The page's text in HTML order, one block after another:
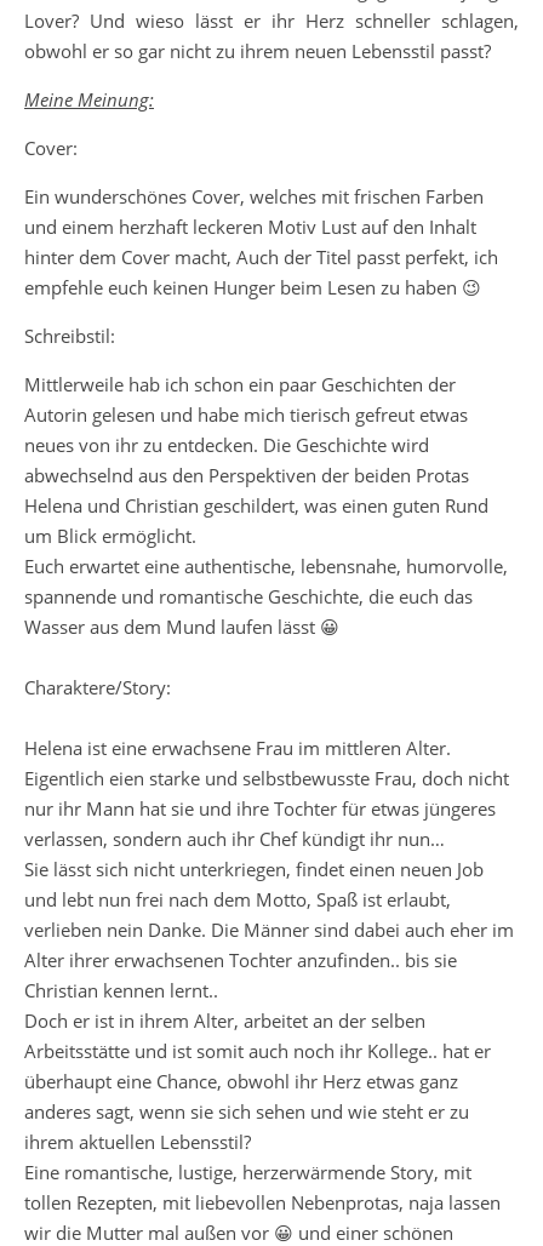
Lover? Und wieso lässt er ihr Herz schneller schlagen,
obwohl er so gar nicht zu ihrem neuen Lebensstil passt?
Meine Meinung:
Cover:
Ein wunderschönes Cover, welches mit frischen Farben
und einem herzhaft leckeren Motiv Lust auf den Inhalt
hinter dem Cover macht, Auch der Titel passt perfekt, ich
empfehle euch keinen Hunger beim Lesen zu haben 😉
Schreibstil:
Mittlerweile hab ich schon ein paar Geschichten der
Autorin gelesen und habe mich tierisch gefreut etwas
neues von ihr zu entdecken. Die Geschichte wird
abwechselnd aus den Perspektiven der beiden Protas
Helena und Christian geschildert, was einen guten Rund
um Blick ermöglicht.
Euch erwartet eine authentische, lebensnahe, humorvolle,
spannende und romantische Geschichte, die euch das
Wasser aus dem Mund laufen lässt 😀
Charaktere/Story:
Helena ist eine erwachsene Frau im mittleren Alter.
Eigentlich eien starke und selbstbewusste Frau, doch nicht
nur ihr Mann hat sie und ihre Tochter für etwas jüngeres
verlassen, sondern auch ihr Chef kündigt ihr nun…
Sie lässt sich nicht unterkriegen, findet einen neuen Job
und lebt nun frei nach dem Motto, Spaß ist erlaubt,
verlieben nein Danke. Die Männer sind dabei auch eher im
Alter ihrer erwachsenen Tochter anzufinden.. bis sie
Christian kennen lernt..
Doch er ist in ihrem Alter, arbeitet an der selben
Arbeitsstätte und ist somit auch noch ihr Kollege.. hat er
überhaupt eine Chance, obwohl ihr Herz etwas ganz
anderes sagt, wenn sie sich sehen und wie steht er zu
ihrem aktuellen Lebensstil?
Eine romantische, lustige, herzerwärmende Story, mit
tollen Rezepten, mit liebevollen Nebenprotas, naja lassen
wir die Mutter mal außen vor 😀 und einer schönen